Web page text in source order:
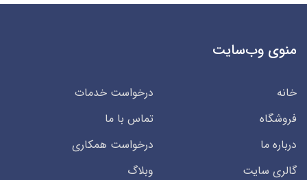
منوی وب‌سایت
خانه
درخواست خدمات
فروشگاه
تماس با ما
درباره ما
درخواست همکاری
گالری سایت
وبلاگ